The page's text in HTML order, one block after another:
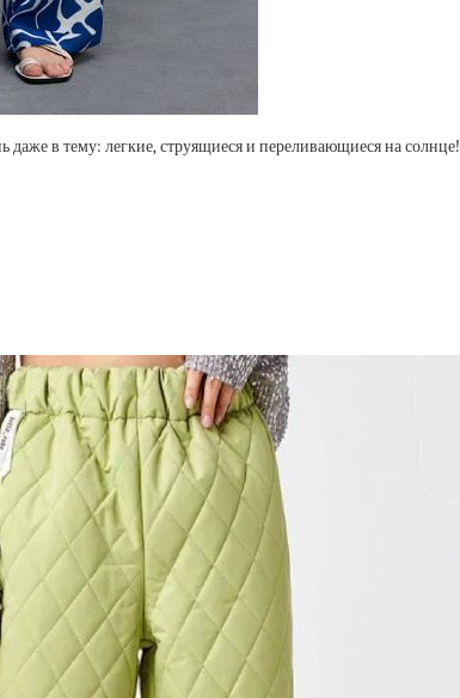
даже в тему: легкие, струящиеся и переливающиеся на солнце!